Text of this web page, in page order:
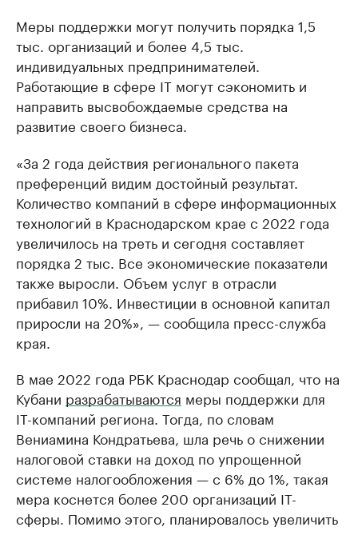
Меры поддержки могут получить порядка 1,5
тыс. организаций и более 4,5 тыс.
индивидуальных предпринимателей.
Работающие в сфере IT могут сэкономить и
направить высвобождаемые средства на
развитие своего бизнеса.
«За 2 года действия регионального пакета
преференций видим достойный результат.
Количество компаний в сфере информационных
технологий в Краснодарском крае с 2022 года
увеличилось на треть и сегодня составляет
порядка 2 тыс. Все экономические показатели
также выросли. Объем услуг в отрасли
прибавил 10%. Инвестиции в основной капитал
приросли на 20%», — сообщила пресс-служба
края.
В мае 2022 года РБК Краснодар сообщал, что на
Кубани разрабатываются меры поддержки для
IT-компаний региона. Тогда, по словам
Вениамина Кондратьева, шла речь о снижении
налоговой ставки на доход по упрощенной
системе налогообложения — с 6% до 1%, такая
мера коснется более 200 организаций IT-
сферы. Помимо этого, планировалось увеличить